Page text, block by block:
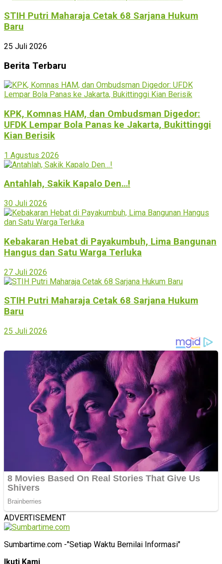
STIH Putri Maharaja Cetak 68 Sarjana Hukum
Baru
25 Juli 2026
Berita Terbaru
KPK, Komnas HAM, dan Ombudsman Digedor:
UFDK Lempar Bola Panas ke Jakarta, Bukittinggi
Kian Berisik
1 Agustus 2026
Antahlah, Sakik Kapalo Den…!
30 Juli 2026
Kebakaran Hebat di Payakumbuh, Lima Bangunan
Hangus dan Satu Warga Terluka
27 Juli 2026
STIH Putri Maharaja Cetak 68 Sarjana Hukum
Baru
25 Juli 2026
ADVERTISEMENT
Sumbartime.com -"Setiap Waktu Bernilai Informasi"
Ikuti Kami